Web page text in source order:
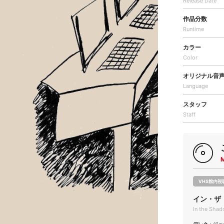
作品分数
Runtime
カラー
Color
オリジナル音
Language
スタッフ
Staff
VHS館内視
イン・ザ
In the